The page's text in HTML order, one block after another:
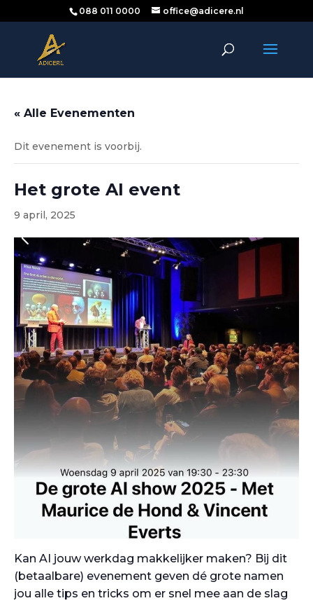
088 011 0000 office@adicere.nl
« Alle Evenementen
Dit evenement is voorbij.
Het grote AI event
9 april, 2025
Kan AI jouw werkdag makkelijker maken? Bij dit
(betaalbare) evenement geven dé grote namen
jou alle tips en tricks om er snel mee aan de slag